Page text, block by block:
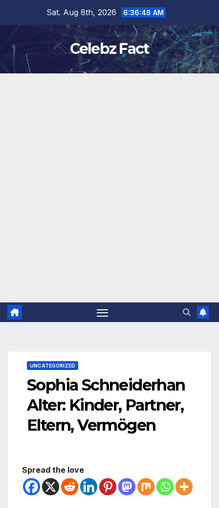
content
Sat. Aug 8th, 2026 6:36:49 AM
Celebz Fact
UNCATEGORIZED
Sophia Schneiderhan
Alter: Kinder, Partner,
Eltern, Vermögen
Spread the love